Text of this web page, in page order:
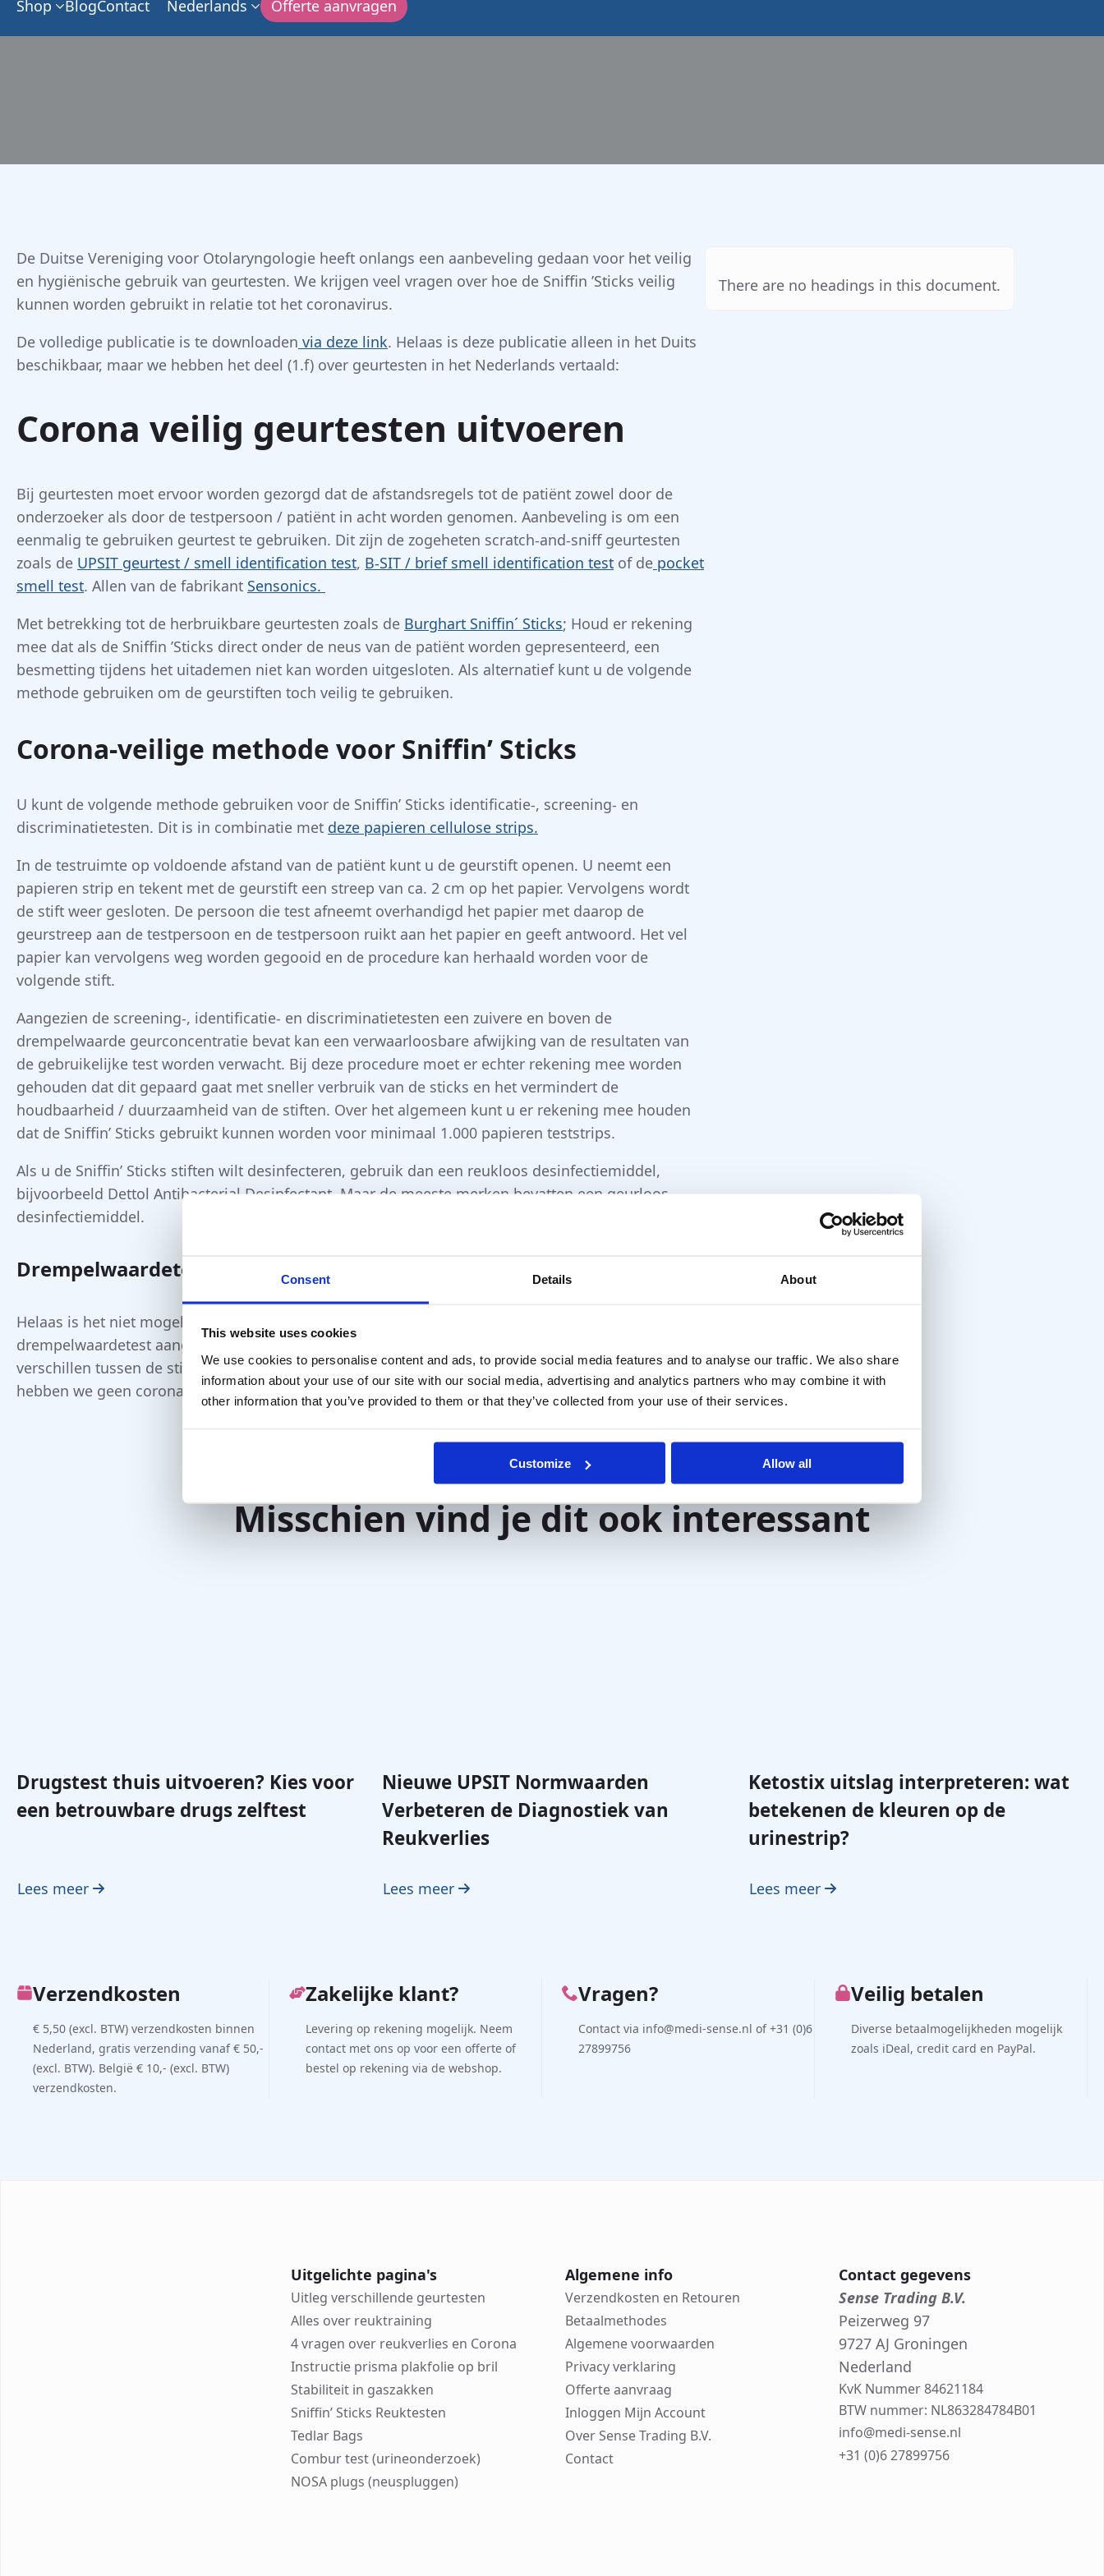
Consent Details About
This website uses cookies
We use cookies to personalise content and ads, to provide social media features and to analyse our traffic. We also share
information about your use of our site with our social media, advertising and analytics partners who may combine it with
other information that you’ve provided to them or that they’ve collected from your use of their services.
Customize Allow all
Shop BlogContact Nederlands Offerte aanvragen
De Duitse Vereniging voor Otolaryngologie heeft onlangs een aanbeveling gedaan voor het veilig
en hygiënische gebruik van geurtesten. We krijgen veel vragen over hoe de Sniffin ’Sticks veilig
kunnen worden gebruikt in relatie tot het coronavirus.
De volledige publicatie is te downloaden via deze link. Helaas is deze publicatie alleen in het Duits
beschikbaar, maar we hebben het deel (1.f) over geurtesten in het Nederlands vertaald:
Corona veilig geurtesten uitvoeren
Bij geurtesten moet ervoor worden gezorgd dat de afstandsregels tot de patiënt zowel door de
onderzoeker als door de testpersoon / patiënt in acht worden genomen. Aanbeveling is om een
eenmalig te gebruiken geurtest te gebruiken. Dit zijn de zogeheten scratch-and-sniff geurtesten
zoals de UPSIT geurtest / smell identification test, B-SIT / brief smell identification test of de pocket
smell test. Allen van de fabrikant Sensonics.
Met betrekking tot de herbruikbare geurtesten zoals de Burghart Sniffin´ Sticks; Houd er rekening
mee dat als de Sniffin ’Sticks direct onder de neus van de patiënt worden gepresenteerd, een
besmetting tijdens het uitademen niet kan worden uitgesloten. Als alternatief kunt u de volgende
methode gebruiken om de geurstiften toch veilig te gebruiken.
Corona-veilige methode voor Sniffin’ Sticks
U kunt de volgende methode gebruiken voor de Sniffin’ Sticks identificatie-, screening- en
discriminatietesten. Dit is in combinatie met deze papieren cellulose strips.
In de testruimte op voldoende afstand van de patiënt kunt u de geurstift openen. U neemt een
papieren strip en tekent met de geurstift een streep van ca. 2 cm op het papier. Vervolgens wordt
de stift weer gesloten. De persoon die test afneemt overhandigd het papier met daarop de
geurstreep aan de testpersoon en de testpersoon ruikt aan het papier en geeft antwoord. Het vel
papier kan vervolgens weg worden gegooid en de procedure kan herhaald worden voor de
volgende stift.
Aangezien de screening-, identificatie- en discriminatietesten een zuivere en boven de
drempelwaarde geurconcentratie bevat kan een verwaarloosbare afwijking van de resultaten van
de gebruikelijke test worden verwacht. Bij deze procedure moet er echter rekening mee worden
gehouden dat dit gepaard gaat met sneller verbruik van de sticks en het vermindert de
houdbaarheid / duurzaamheid van de stiften. Over het algemeen kunt u er rekening mee houden
dat de Sniffin’ Sticks gebruikt kunnen worden voor minimaal 1.000 papieren teststrips.
Als u de Sniffin’ Sticks stiften wilt desinfecteren, gebruik dan een reukloos desinfectiemiddel,
bijvoorbeeld Dettol Antibacterial Desinfectant. Maar de meeste merken bevatten een geurloos
desinfectiemiddel.
Drempelwaardetest (threshold test)
Helaas is het niet mogelijk om de papieren strips methode te gebruiken met de
drempelwaardetest aangezien de concentraties van de drempelwaarde test laag zijn en de
verschillen tussen de stiften erg nauwkeurig zijn voor een betrouwbare test. Op dit moment
hebben we geen corona-veilige oplossing voor de Sniffin ’Sticks threshold tests.
There are no headings in this document.
Misschien vind je dit ook interessant
Drugstest thuis uitvoeren? Kies voor
een betrouwbare drugs zelftest
Lees meer
Nieuwe UPSIT Normwaarden
Verbeteren de Diagnostiek van
Reukverlies
Lees meer
Ketostix uitslag interpreteren: wat
betekenen de kleuren op de
urinestrip?
Lees meer
Verzendkosten
€ 5,50 (excl. BTW) verzendkosten binnen
Nederland, gratis verzending vanaf € 50,-
(excl. BTW). België € 10,- (excl. BTW)
verzendkosten.
Zakelijke klant?
Levering op rekening mogelijk. Neem
contact met ons op voor een offerte of
bestel op rekening via de webshop.
Vragen?
Contact via info@medi-sense.nl of +31 (0)6
27899756
Veilig betalen
Diverse betaalmogelijkheden mogelijk
zoals iDeal, credit card en PayPal.
Uitgelichte pagina's
Uitleg verschillende geurtesten
Alles over reuktraining
4 vragen over reukverlies en Corona
Instructie prisma plakfolie op bril
Stabiliteit in gaszakken
Sniffin’ Sticks Reuktesten
Tedlar Bags
Combur test (urineonderzoek)
NOSA plugs (neuspluggen)
Algemene info
Verzendkosten en Retouren
Betaalmethodes
Algemene voorwaarden
Privacy verklaring
Offerte aanvraag
Inloggen Mijn Account
Over Sense Trading B.V.
Contact
Contact gegevens
Sense Trading B.V.
Peizerweg 97
9727 AJ Groningen
Nederland
KvK Nummer 84621184
BTW nummer: NL863284784B01
info@medi-sense.nl
+31 (0)6 27899756